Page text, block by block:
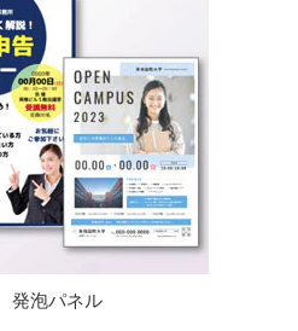
発泡パネル